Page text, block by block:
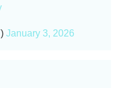
January 3, 2026